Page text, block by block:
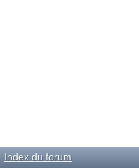
Index du forum